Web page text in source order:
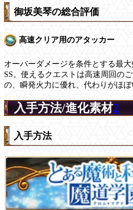
御坂美琴の総合評価
高速クリア用のアタッカー
オーバーダメージを条件とする最
SS。使えるクエストは高速周回の
の、瞬発火力に優れ、代わりがほぼ
入手方法/進化素材2
入手方法